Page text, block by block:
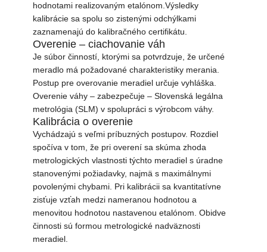
REFERENCIE
KONTAKT
hodnotami realizovaným etalónom.Výsledky
kalibrácie sa spolu so zistenými odchýlkami
zaznamenajú do kalibračného certifikátu.
Overenie – ciachovanie váh
Je súbor činností, ktorými sa potvrdzuje, že určené
meradlo má požadované charakteristiky merania.
Postup pre overovanie meradiel určuje vyhláška.
Overenie váhy – zabezpečuje – Slovenská legálna
metrológia (SLM) v spolupráci s výrobcom váhy.
Kalibrácia o overenie
Vychádzajú s veľmi príbuzných postupov. Rozdiel
spočíva v tom, že pri overení sa skúma zhoda
metrologických vlastnosti týchto meradiel s úradne
stanovenými požiadavky, najmä s maximálnymi
povolenými chybami. Pri kalibrácii sa kvantitatívne
zisťuje vzťah medzi nameranou hodnotou a
menovitou hodnotou nastavenou etalónom. Obidve
činnosti sú formou metrologické nadväznosti
meradiel.